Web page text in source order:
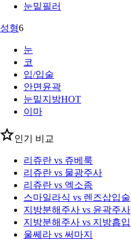
눈밑필러
성형6
눈
코
입/입술
안면윤곽
눈밑지방HOT
이마
인기 비교
리쥬란 vs 쥬베룩
리쥬란 vs 물광주사
리쥬란 vs 엑소좀
스마일라식 vs 렌즈삽입술
지방분해주사 vs 윤곽주사
지방분해주사 vs 지방흡입
울쎄라 vs 써마지